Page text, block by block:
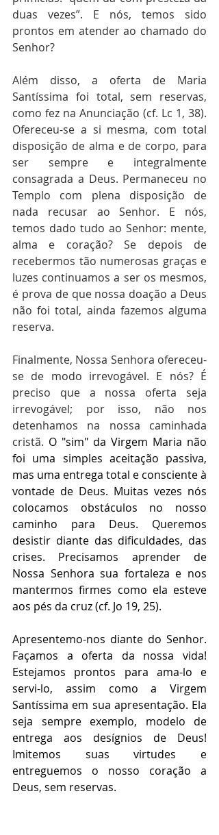
duas vezes”. E nós, temos sido
prontos em atender ao chamado do
Senhor?
Além disso, a oferta de Maria
Santíssima foi total, sem reservas,
como fez na Anunciação (cf. Lc 1, 38).
Ofereceu-se a si mesma, com total
disposição de alma e de corpo, para
ser sempre e integralmente
consagrada a Deus. Permaneceu no
Templo com plena disposição de
nada recusar ao Senhor. E nós,
temos dado tudo ao Senhor: mente,
alma e coração? Se depois de
recebermos tão numerosas graças e
luzes continuamos a ser os mesmos,
é prova de que nossa doação a Deus
não foi total, ainda fazemos alguma
reserva.
Finalmente, Nossa Senhora ofereceu-
se de modo irrevogável. E nós? É
preciso que a nossa oferta seja
irrevogável; por isso, não nos
detenhamos na nossa caminhada
cristã. O "sim" da Virgem Maria não
foi uma simples aceitação passiva,
mas uma entrega total e consciente à
vontade de Deus. Muitas vezes nós
colocamos obstáculos no nosso
caminho para Deus. Queremos
desistir diante das dificuldades, das
crises. Precisamos aprender de
Nossa Senhora sua fortaleza e nos
mantermos firmes como ela esteve
aos pés da cruz (cf. Jo 19, 25).
Apresentemo-nos diante do Senhor.
Façamos a oferta da nossa vida!
Estejamos prontos para ama-lo e
servi-lo, assim como a Virgem
Santíssima em sua apresentação. Ela
seja sempre exemplo, modelo de
entrega aos desígnios de Deus!
Imitemos suas virtudes e
entreguemos o nosso coração a
Deus, sem reservas.